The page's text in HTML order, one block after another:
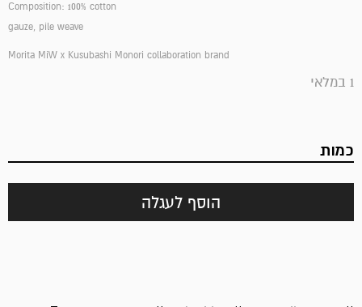
Composition: 100% cotton
gauze, pile weave
Morita MiW x Kusubashi Monori collaboration brand
1 במלאי
כמות
הוסף לעגלה